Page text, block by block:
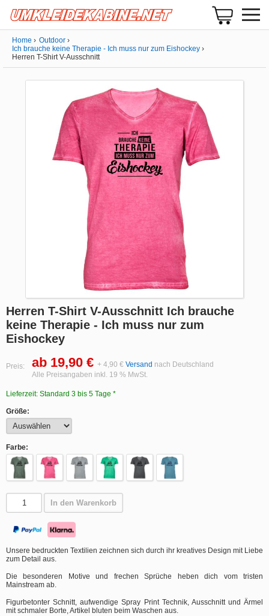
Home
Outdoor
Ich brauche keine Therapie - Ich muss nur zum Eishockey
Herren T-Shirt V-Ausschnitt
Herren T-Shirt V-Ausschnitt Ich brauche
keine Therapie - Ich muss nur zum
Eishockey
Preis: ab 19,90 € + 4,90 € Versand nach Deutschland
Alle Preisangaben inkl. 19 % MwSt.
Lieferzeit: Standard 3 bis 5 Tage *
Größe:
Farbe:
In den Warenkorb
Unsere bedruckten Textilien zeichnen sich durch ihr kreatives Design mit Liebe
zum Detail aus.
Die besonderen Motive und frechen Sprüche heben dich vom tristen
Mainstream ab.
Figurbetonter Schnitt, aufwendige Spray Print Technik, Ausschnitt und Ärmel
mit schmaler Borte, Artikel bluten beim Waschen aus.